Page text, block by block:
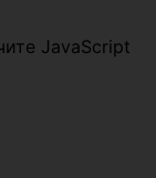
JavaScript